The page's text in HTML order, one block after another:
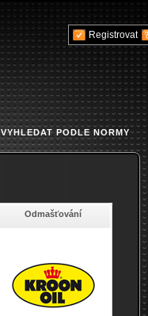
Registrovat
VYHLEDAT PODLE NORMY
Odmašťování